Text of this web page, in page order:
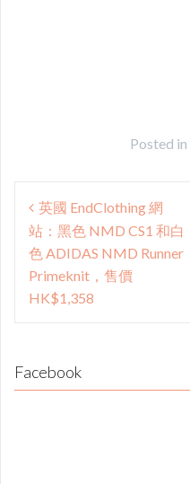
Posted in
Post
navigation
英國 EndClothing 網
站：黑色 NMD CS1 和白
色 ADIDAS NMD Runner
Primeknit，售價
HK$1,358
Facebook